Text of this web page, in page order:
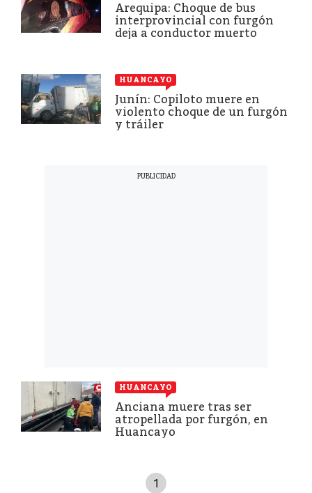
Arequipa: Choque de bus
interprovincial con furgón
deja a conductor muerto
HUANCAYO
Junín: Copiloto muere en
violento choque de un furgón
y tráiler
HUANCAYO
Anciana muere tras ser
atropellada por furgón, en
Huancayo
1